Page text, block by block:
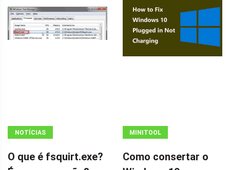
NOTÍCIAS
O que é fsquirt.exe?
MINITOOL
Como consertar o